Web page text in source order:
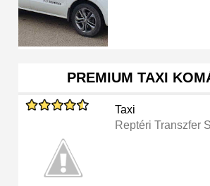
PREMIUM TAXI
Taxi
Reptéri Transzfer